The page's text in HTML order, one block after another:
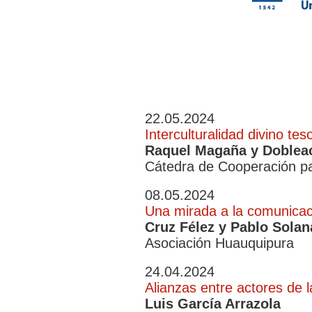
INICIACIÓN
22.05.2024
Interculturalidad divino
Raquel Magaña y
Cátedra de Cooperación
08.05.2024
Una mirada a la
Cruz Félez y Pablo
Asociación Huauquipura
24.04.2024
Alianzas entre actores de
Luis García Arrazola